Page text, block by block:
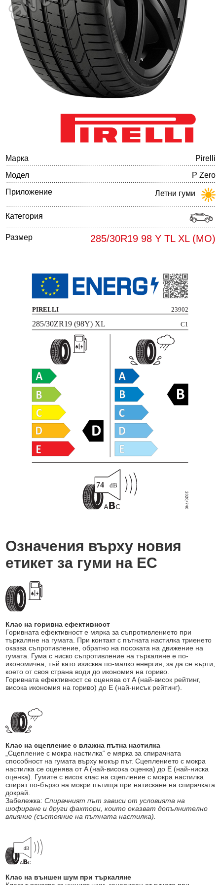
Баланс на автомобилните гуми
Марка
Pirelli
Модел
P Zero
Приложение
Летни гуми
Категория
Размер 285/30R19 98 Y TL XL (MO)
Означения върху новия
етикет за гуми на ЕС
Клас на горивна ефективност
Горивната ефективност е мярка за съпротивлението при
търкаляне на гумата. При контакт с пътната настилка триенето
оказва съпротивление, обратно на посоката на движение на
гумата. Гума с ниско съпротивление на търкаляне е по-
икономична, тъй като изисква по-малко енергия, за да се върти,
което от своя страна води до икономия на гориво.
Горивната ефективност се оценява от A (най-висок рейтинг,
висока икономия на гориво) до E (най-нисък рейтинг).
Клас на сцепление с влажна пътна настилка
„Сцепление с мокра настилка“ е мярка за спирачната
способност на гумата върху мокър път. Сцеплението с мокра
настилка се оценява от A (най-висока оценка) до E (най-ниска
оценка). Гумите с висок клас на сцепление с мокра настилка
спират по-бързо на мокри пътища при натискане на спирачката
докрай.
Забележка:Спирачният път зависи от условията на
шофиране и други фактори, които оказват допълнително
влияние (състояние на пътната настилка).
Клас на външен шум при търкаляне